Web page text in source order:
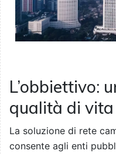
L’obbiettivo:
qualità di
La soluzione di rete
consente agli enti